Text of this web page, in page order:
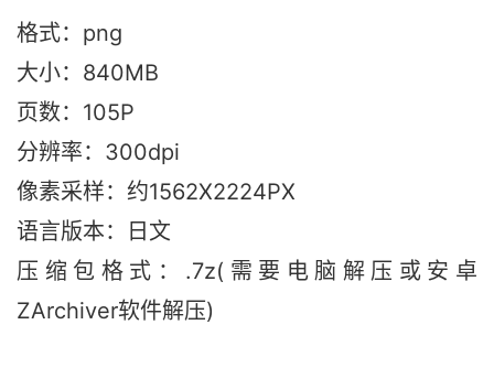
格式：png
大小：840MB
页数：105P
分辨率：300dpi
像素采样：约1562X2224PX
语言版本：日文
压缩包格式：.7z(需要电脑解压或安卓
ZArchiver软件解压)